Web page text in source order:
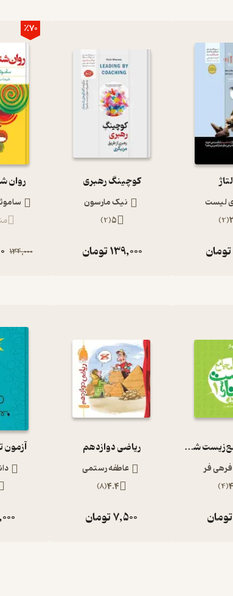
لیست
(
2
)
تومان
کوچینگ رهبری
نیک مارسون
5
(
2
)
139,000تومان
٪70
روان
134,000
لغت نامه جامع زیست شناسی 1
فر
(
4
)
تومان
ریاضی دوازدهم
عاطفه رستمی
4.4
(
8
)
7,500تومان
آزمون